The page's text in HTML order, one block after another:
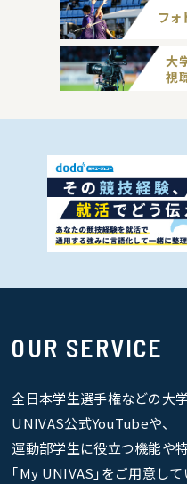
フォ
大
視
OUR SERVICE
全日本学生選手権などの大
UNIVAS公式YouTubeや、
運動部学生に役立つ機能や
｢My UNIVAS｣をご用意して